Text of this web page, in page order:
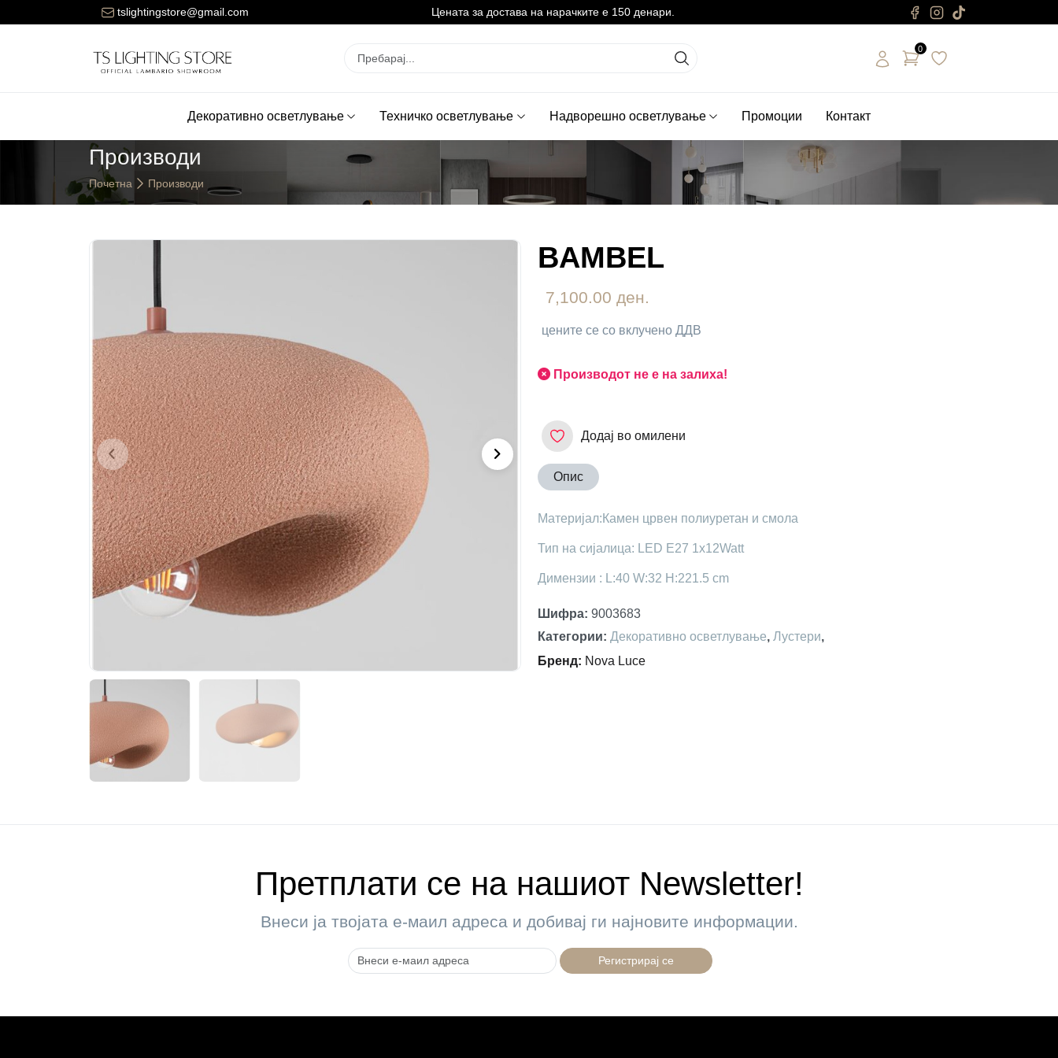
tslightingstore@gmail.com
за достава на нарачките е 150 денари. Цената за достава на нарачките е 150 денари.
0
Декоративно осветлување Техничко осветлување Надворешно осветлување Промоции Контакт
Производи
Почетна Производи
BAMBEL
7,100.00 ден.
цените се со вклучено ДДВ
Производот не е на залиха!
Додај во омилени
Опис
Материјал:Камен црвен полиуретан и смола
Тип на сијалица: LED E27 1x12Watt
Димензии : L:40 W:32 H:221.5 cm
Шифра: 9003683
Категории: Декоративно осветлување, Лустери,
Бренд: Nova Luce
Претплати се на нашиот Newsletter!
Внеси ја твојата е-маил адреса и добивај ги најновите информации.
Регистрирај се